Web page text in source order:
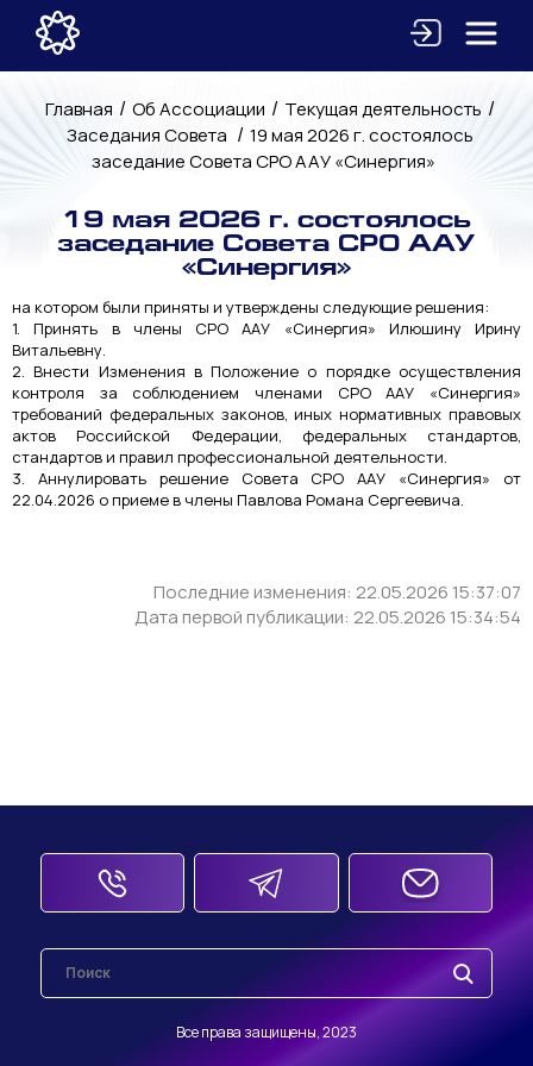
Главная / Об Ассоциации / Текущая деятельность /
Заседания Совета / 19 мая 2026 г. состоялось
заседание Совета СРО ААУ «Синергия»
19 мая 2026 г. состоялось
заседание Совета СРО ААУ
«Синергия»
на котором были приняты и утверждены следующие решения:
1. Принять в члены СРО ААУ «Синергия» Илюшину Ирину
Витальевну.
2. Внести Изменения в Положение о порядке осуществления
контроля за соблюдением членами СРО ААУ «Синергия»
требований федеральных законов, иных нормативных правовых
актов Российской Федерации, федеральных стандартов,
стандартов и правил профессиональной деятельности.
3. Аннулировать решение Совета СРО ААУ «Синергия» от
22.04.2026 о приеме в члены Павлова Романа Сергеевича.
Последние изменения: 22.05.2026 15:37:07
Дата первой публикации: 22.05.2026 15:34:54
Все права защищены, 2023